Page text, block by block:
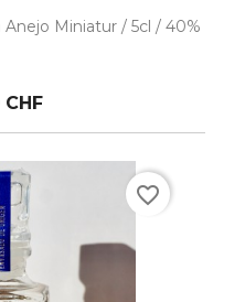
Anejo Miniatur / 5cl / 40%
CHF
favorite_border